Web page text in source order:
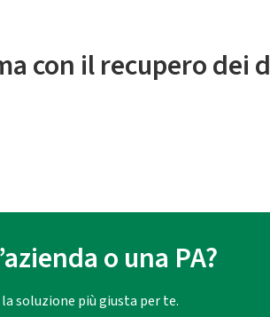
con il recupero dei
o una PA?
soluzione più giusta per te.